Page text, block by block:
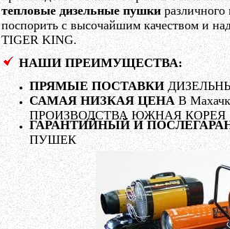
тепловые дизельные пушкиразличного
поспорить с высочайшим качеством и
TIGER KING.
НАШИ ПРЕИМУЩЕСТВА:
ПРЯМЫЕ ПОСТАВКИ
САМАЯ НИЗКАЯ ЦЕНАВ
ПРОИЗВОДСТВА ЮЖНАЯ КОРЕЯ
ГАРАНТИЙНЫЙ И
ПУШЕК